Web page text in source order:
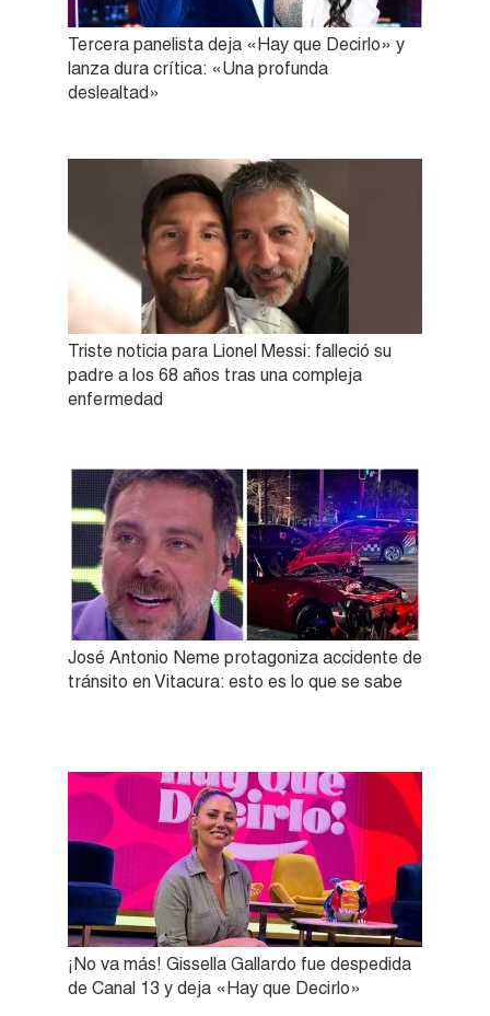
Tercera panelista deja «Hay que Decirlo» y
lanza dura crítica: «Una profunda
deslealtad»
Triste noticia para Lionel Messi: falleció su
padre a los 68 años tras una compleja
enfermedad
José Antonio Neme protagoniza accidente de
tránsito en Vitacura: esto es lo que se sabe
¡No va más! Gissella Gallardo fue despedida
de Canal 13 y deja «Hay que Decirlo»